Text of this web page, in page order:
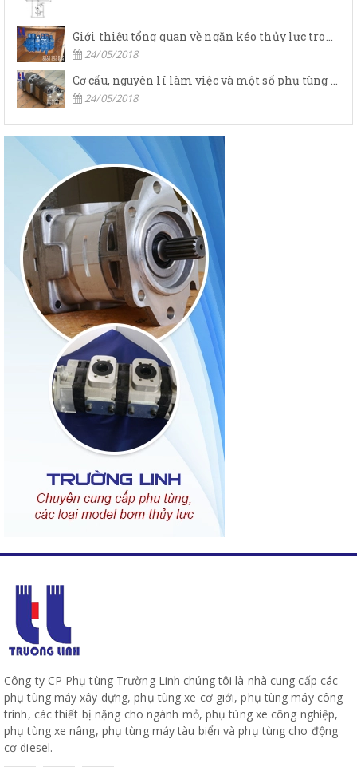
Giới thiệu tổng quan về ngăn kéo thủy lực trong bơm thủy lực và ngăn kéo máy xúc
24/05/2018
Cơ cấu, nguyên lí làm việc và một số phụ tùng bơm thủy lực
24/05/2018
Công ty CP Phụ tùng Trường Linh chúng tôi là nhà cung cấp các
phụ tùng máy xây dựng, phụ tùng xe cơ giới, phụ tùng máy công
trình, các thiết bị nặng cho ngành mỏ, phụ tùng xe công nghiệp,
phụ tùng xe nâng, phụ tùng máy tàu biển và phụ tùng cho động
cơ diesel.